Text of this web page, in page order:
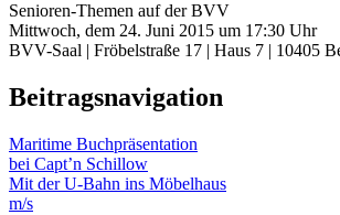
Senioren-Themen auf der BVV
Mittwoch, dem 24. Juni 2015 um 17:30 Uhr
BVV-Saal | Fröbelstraße 17 | Haus 7 | 10405
Beitragsnavigation
Maritime Buchpräsentation
bei Capt’n Schillow
Mit der U-Bahn ins Möbelhaus
m/s